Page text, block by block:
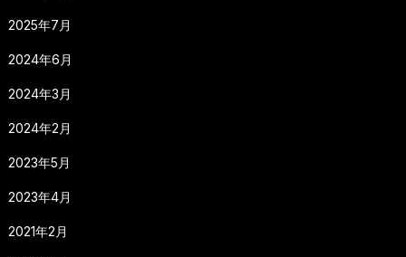
2025年7月
2024年6月
2024年3月
2024年2月
2023年5月
2023年4月
2021年2月